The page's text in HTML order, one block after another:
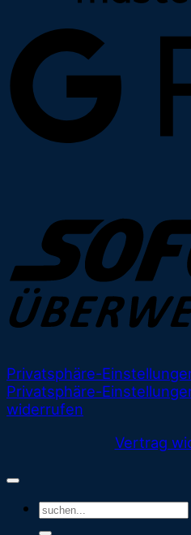
Privatsphäre-
Privatsphäre-
widerrufen
Vertrag
Suchen
nach: